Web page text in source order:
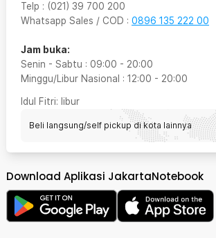
Telp : (021) 39 700 200
Whatsapp Sales / COD : 0896 135 222 00
Jam buka:
Senin - Sabtu : 09:00 - 20:00
Minggu/Libur Nasional : 12:00 - 20:00
Idul Fitri: libur
Beli langsung/self pickup di kota lainnya
Download Aplikasi JakartaNotebook